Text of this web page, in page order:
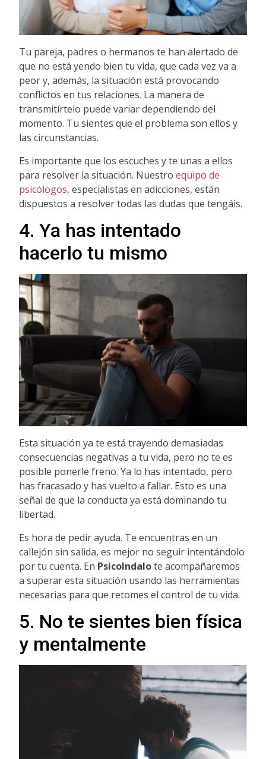
Tu pareja, padres o hermanos te han alertado de
que no está yendo bien tu vida, que cada vez va a
peor y, además, la situación está provocando
conflictos en tus relaciones. La manera de
transmitírtelo puede variar dependiendo del
momento. Tu sientes que el problema son ellos y
las circunstancias.
Es importante que los escuches y te unas a ellos
para resolver la situación. Nuestroequipo de
psicólogos, especialistas en adicciones, están
dispuestos a resolver todas las dudas que tengáis.
4. Ya has intentado
hacerlo tu mismo
Esta situación ya te está trayendo demasiadas
consecuencias negativas a tu vida, pero no te es
posible ponerle freno. Ya lo has intentado, pero
has fracasado y has vuelto a fallar. Esto es una
señal de que la conducta ya está dominando tu
libertad.
Es hora de pedir ayuda. Te encuentras en un
callejón sin salida, es mejor no seguir intentándolo
por tu cuenta. En PsicoIndalote acompañaremos
a superar esta situación usando las herramientas
necesarias para que retomes el control de tu vida.
5. No te sientes bien física
y mentalmente